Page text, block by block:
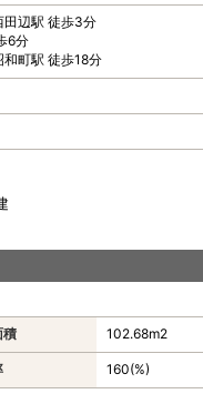
辺駅 徒歩3分
6分
町駅 徒歩18分
積 102.68m2
160(%)